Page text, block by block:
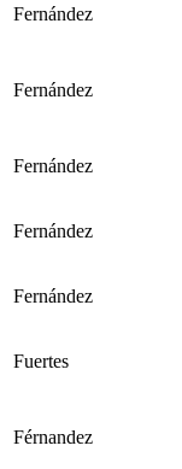
Fernández
Fernández
Fernández
Fernández
Fernández
Fuertes
Férnandez